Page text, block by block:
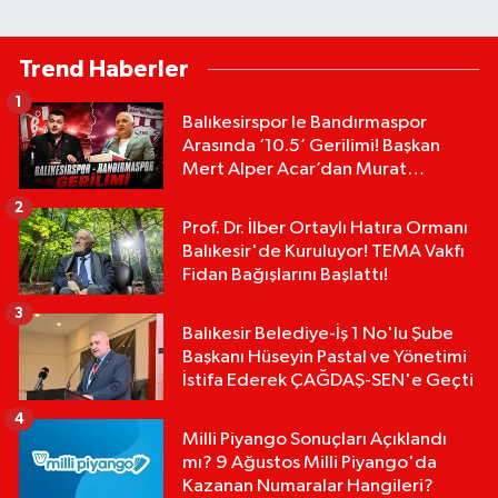
Trend Haberler
Balıkesirspor le Bandırmaspor
Arasında ‘10.5’ Gerilimi! Başkan
Mert Alper Acar’dan Murat
1
Prof. Dr. İlber Ortaylı Hatıra Ormanı
Balıkesir'de Kuruluyor! TEMA Vakfı
Fidan Bağışlarını Başlattı!
2
Balıkesir Belediye-İş 1 No'lu Şube
Başkanı Hüseyin Pastal ve Yönetimi
İstifa Ederek ÇAĞDAŞ-SEN'e Geçti
3
Milli Piyango Sonuçları Açıklandı
mı? 9 Ağustos Milli Piyango'da
Kazanan Numaralar Hangileri?
4